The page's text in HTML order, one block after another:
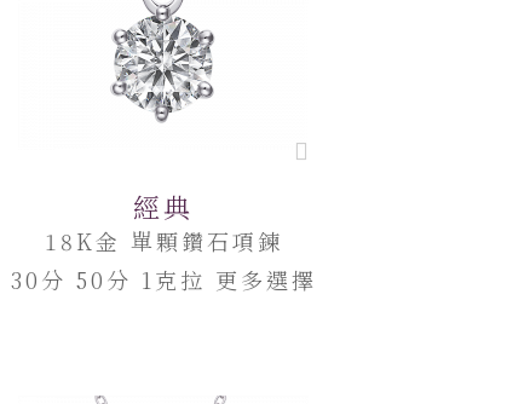
經典
18K金 單顆鑽石項鍊
30分 50分 1克拉 更多選擇